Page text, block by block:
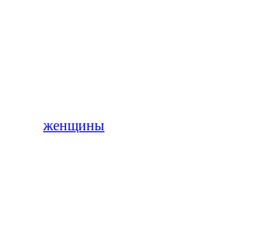
женщины